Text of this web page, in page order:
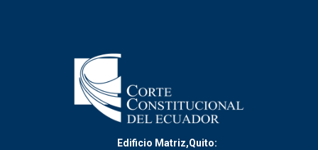
Edificio Matriz,Quito: